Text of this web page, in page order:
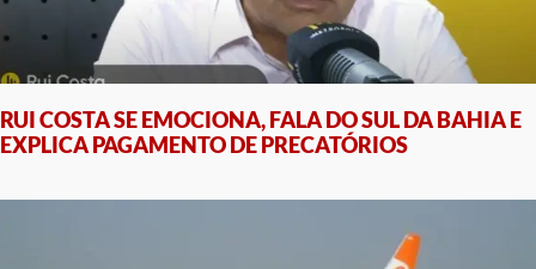
RUI COSTA SE EMOCIONA, FALA DO SUL DA BAHIA E
EXPLICA PAGAMENTO DE PRECATÓRIOS